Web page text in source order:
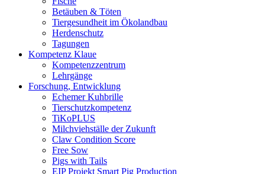
Betäuben & Töten
Tiergesundheit im Ökolandbau
Herdenschutz
Tagungen
Kompetenz Klaue
Kompetenzzentrum
Lehrgänge
Forschung, Entwicklung
Echemer Kuhbrille
Tierschutzkompetenz
TiKoPLUS
Milchviehställe der Zukunft
Claw Condition Score
Free Sow
Pigs with Tails
EIP Projekt Smart Pig Production